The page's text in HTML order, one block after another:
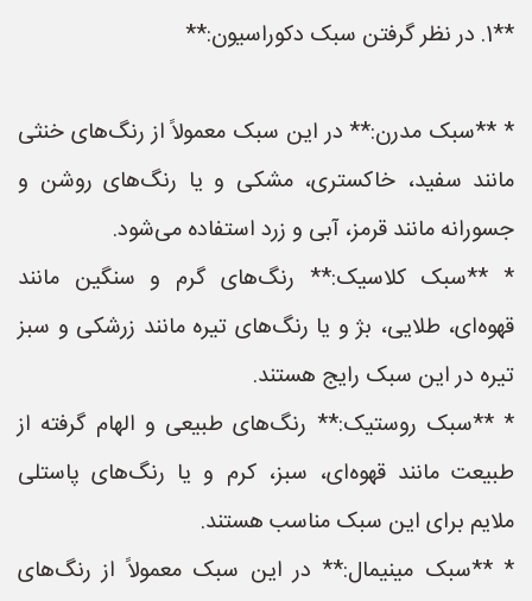
**1. در نظر گرفتن سبک دکوراسیون:**
* **سبک مدرن:** در این سبک معمولاً از رنگ‌های خنثی
مانند سفید، خاکستری، مشکی و یا رنگ‌های روشن و
جسورانه مانند قرمز، آبی و زرد استفاده می‌شود.
* **سبک کلاسیک:** رنگ‌های گرم و سنگین مانند
قهوه‌ای، طلایی، بژ و یا رنگ‌های تیره مانند زرشکی و سبز
تیره در این سبک رایج هستند.
* **سبک روستیک:** رنگ‌های طبیعی و الهام گرفته از
طبیعت مانند قهوه‌ای، سبز، کرم و یا رنگ‌های پاستلی
ملایم برای این سبک مناسب هستند.
* **سبک مینیمال:** در این سبک معمولاً از رنگ‌های